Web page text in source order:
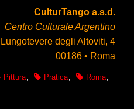
CulturTango a.s.d.
Centro Culturale Argentino
Lungotevere degli Altoviti, 4
00186 • Roma
Pittura, Pratica, Roma,